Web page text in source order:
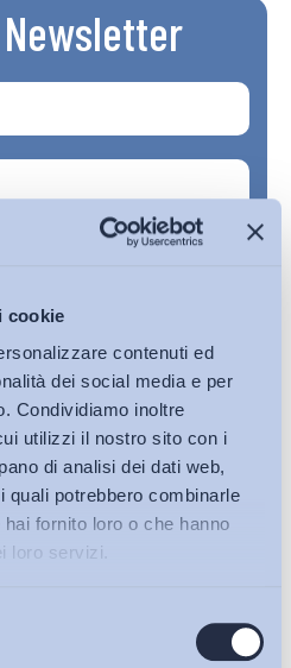
cookie
contenuti ed
dei social media e per
Condividiamo inoltre
utilizzi il nostro sito con i
di analisi dei dati web,
quali potrebbero combinarle
fornito loro o che hanno
loro servizi.